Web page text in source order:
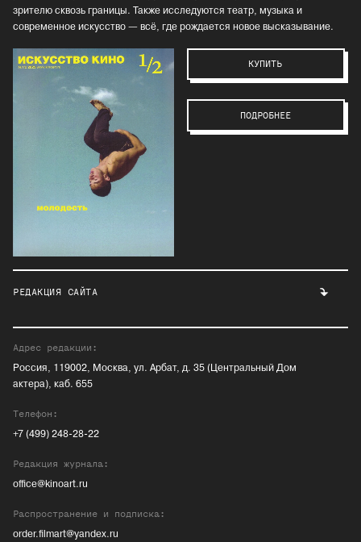
зрителю сквозь границы. Также исследуются театр, музыка и
современное искусство — всё, где рождается новое высказывание.
КУПИТЬ
ПОДРОБНЕЕ
РЕДАКЦИЯ САЙТА
Адрес редакции:
Россия, 119002, Москва, ул. Арбат, д. 35 (Центральный Дом
актера), каб. 655
Телефон:
+7 (499) 248-28-22
Редакция журнала:
office@kinoart.ru
Распространение и подписка:
order.filmart@yandex.ru